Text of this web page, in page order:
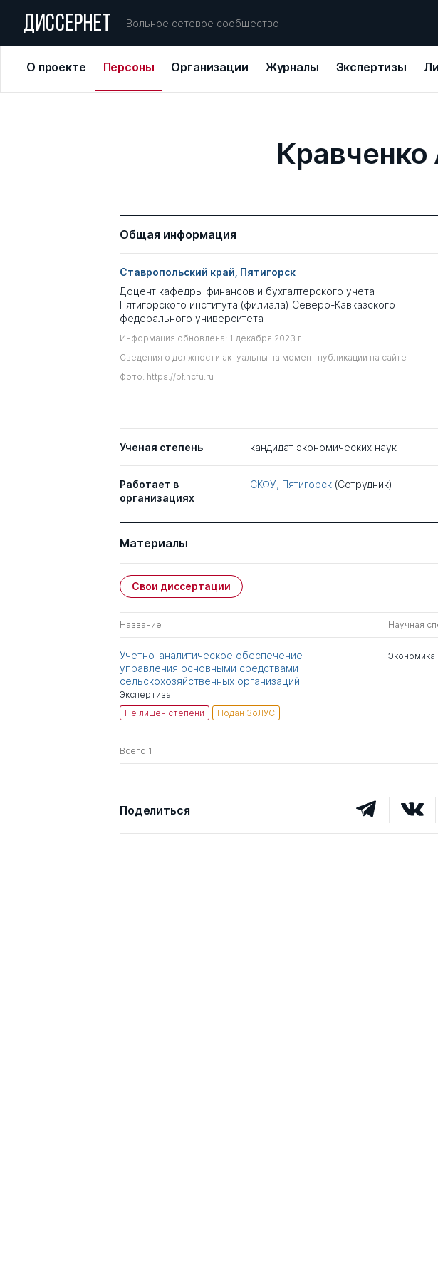
ДИССЕРНЕТ Вольное сетевое сообщество
О проекте Персоны Организации Журналы Экспертизы
Общая информация
Ставропольский край, Пятигорск
Доцент кафедры финансов и бухгалтерского учета
Пятигорского института (филиала) Северо-Кавказского
федерального университета
Информация обновлена: 1 декабря 2023 г.
Сведения о должности актуальны на момент публикации на сайте
Фото: https://pf.ncfu.ru
Ученая степень кандидат экономических наук
Работает в
организациях
СКФУ, Пятигорск (Сотрудник)
Материалы
Свои диссертации
Название Научная
Учетно-аналитическое обеспечение
управления основными средствами
сельскохозяйственных организаций
Экспертиза
Не лишен степени
Подан ЗоЛУС
Экономика
Всего 1
Поделиться